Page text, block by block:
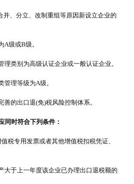
并、分立、改制重组等原因新设立企业的
A级或B级。
理类别为高级认证企业或一般认证企业。
管理等级为A级。
的出口退(免)税风险控制体系。
同时符合下列条件：
税专用发票或者其他增值税扣税凭证、
大于上一年度该企业已办理出口退税额的